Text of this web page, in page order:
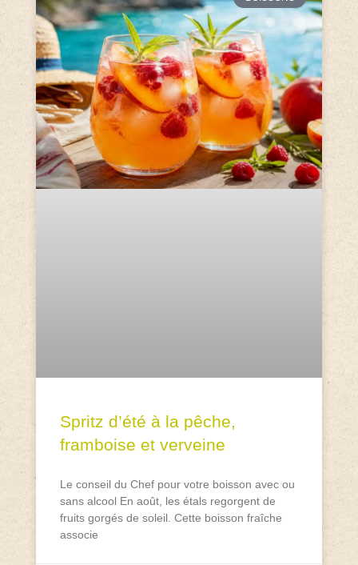
Spritz d’été à la pêche,
framboise et verveine
Le conseil du Chef pour votre boisson avec ou
sans alcool En août, les étals regorgent de
fruits gorgés de soleil. Cette boisson fraîche
associe